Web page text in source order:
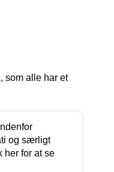
, som alle har et
og særligt
her for at se